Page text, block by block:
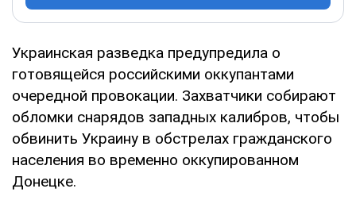
Украинская разведка предупредила о
готовящейся российскими оккупантами
очередной провокации. Захватчики собирают
обломки снарядов западных калибров, чтобы
обвинить Украину в обстрелах гражданского
населения во временно оккупированном
Донецке.